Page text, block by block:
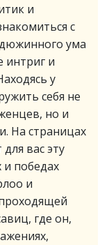
и
с
ума
интриг и
у
себя не
но и
На страницах
вас эту
и победах
и
где он,